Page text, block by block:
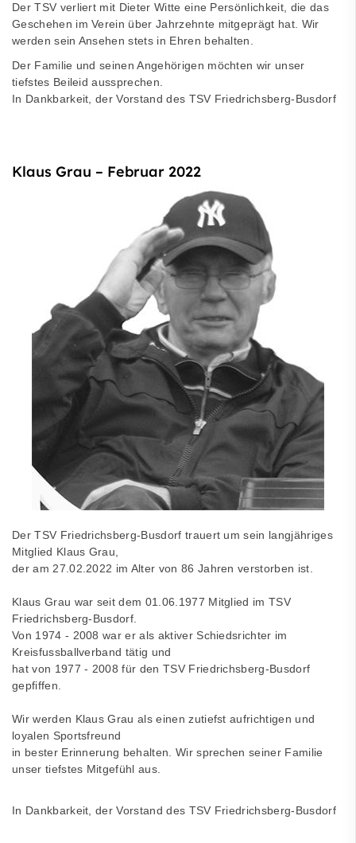
Der TSV verliert mit Dieter Witte eine Persönlichkeit, die das
Geschehen im Verein über Jahrzehnte mitgeprägt hat. Wir
werden sein Ansehen stets in Ehren behalten.
Der Familie und seinen Angehörigen möchten wir unser
tiefstes Beileid aussprechen.
In Dankbarkeit, der Vorstand des TSV Friedrichsberg-Busdorf
Klaus Grau – Februar 2022
Der TSV Friedrichsberg-Busdorf trauert um sein langjähriges
Mitglied Klaus Grau,
der am 27.02.2022 im Alter von 86 Jahren verstorben ist.
Klaus Grau war seit dem 01.06.1977 Mitglied im TSV
Friedrichsberg-Busdorf.
Von 1974 - 2008 war er als aktiver Schiedsrichter im
Kreisfussballverband tätig und
hat von 1977 - 2008 für den TSV Friedrichsberg-Busdorf
gepfiffen.
Wir werden Klaus Grau als einen zutiefst aufrichtigen und
loyalen Sportsfreund
in bester Erinnerung behalten. Wir sprechen seiner Familie
unser tiefstes Mitgefühl aus.
In Dankbarkeit, der Vorstand des TSV Friedrichsberg-Busdorf